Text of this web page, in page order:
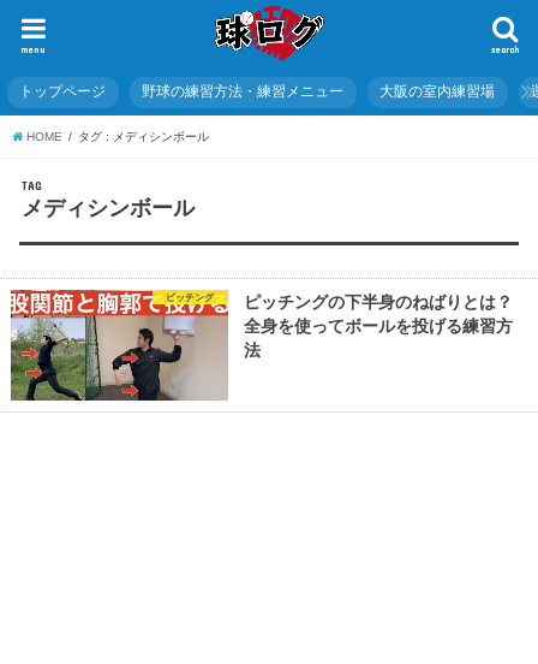
search
menu
トップページ 野球の練習方法・練習メニュー 大阪の室内練習場
HOME タグ : メディシンボール
TAG
メディシンボール
ピッチング
ピッチングの下半身のねばりとは？
全身を使ってボールを投げる練習方
法